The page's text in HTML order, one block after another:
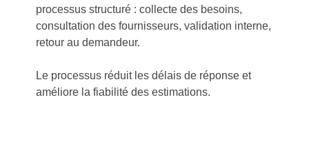
processus structuré : collecte des besoins,
consultation des fournisseurs, validation interne,
retour au demandeur.
Le processus réduit les délais de réponse et
améliore la fiabilité des estimations.